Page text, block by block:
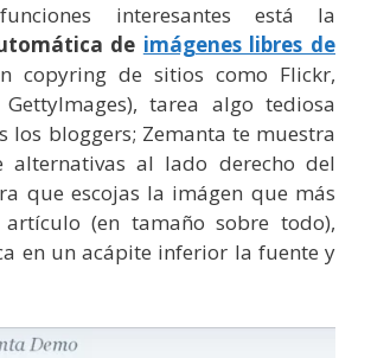
interesantes está la
de imágenes libres de
copyring de sitios como Flickr,
tarea algo tediosa
los bloggers; Zemanta te muestra
alternativas al lado derecho del
que escojas la imágen que más
(en tamaño sobre todo),
en un acápite inferior la fuente y